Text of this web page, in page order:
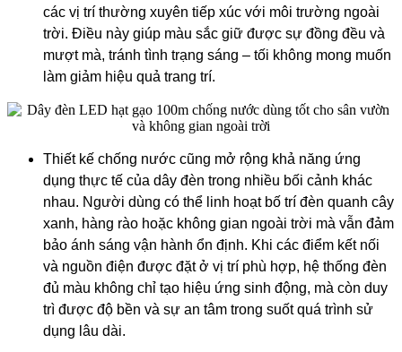
các vị trí thường xuyên tiếp xúc với môi trường ngoài
trời. Điều này giúp màu sắc giữ được sự đồng đều và
mượt mà, tránh tình trạng sáng – tối không mong muốn
làm giảm hiệu quả trang trí.
Thiết kế chống nước cũng mở rộng khả năng ứng
dụng thực tế của dây đèn trong nhiều bối cảnh khác
nhau. Người dùng có thể linh hoạt bố trí đèn quanh cây
xanh, hàng rào hoặc không gian ngoài trời mà vẫn đảm
bảo ánh sáng vận hành ổn định. Khi các điểm kết nối
và nguồn điện được đặt ở vị trí phù hợp, hệ thống đèn
đủ màu không chỉ tạo hiệu ứng sinh động, mà còn duy
trì được độ bền và sự an tâm trong suốt quá trình sử
dụng lâu dài.